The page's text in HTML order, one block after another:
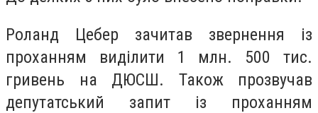
Роланд Цебер зачитав звернення із
проханням виділити 1 млн. 500 тис.
гривень на ДЮСШ. Також прозвучав
депутатський запит із проханням